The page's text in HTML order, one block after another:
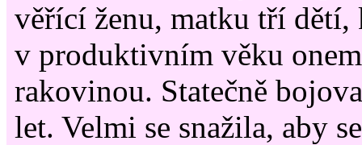
věřící ženu, matku tří dětí,
v produktivním věku
rakovinou. Statečně
let. Velmi se snažila, aby